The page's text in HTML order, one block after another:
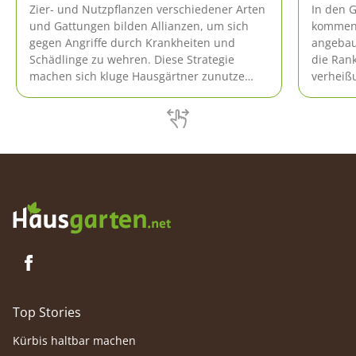
Zier- und Nutzpflanzen verschiedener Arten
und Gattungen bilden Allianzen, um sich
gegen Angriffe durch Krankheiten und
Schädlinge zu wehren. Diese Strategie
machen sich kluge Hausgärtner zunutze
Was sich konkret hinter diesem Fachbegriff
verbirgt, können Sie hier nachlesen.
In den
die
Top Stories
Kürbis haltbar machen